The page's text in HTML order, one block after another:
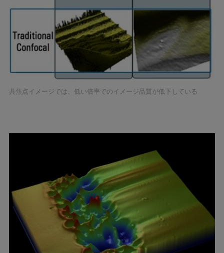
共焦点イメージでは、低い倍率でのイメージ品質が低下している